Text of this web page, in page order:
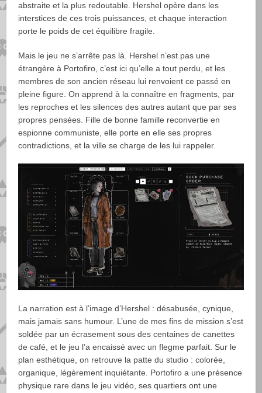
abstraite et la plus redoutable. Hershel opère dans les
interstices de ces trois puissances, et chaque interaction
porte le poids de cet équilibre fragile.
Mais le jeu ne s’arrête pas là. Hershel n’est pas une
étrangère à Portofiro, c’est ici qu’elle a tout perdu, et les
membres de son ancien réseau lui renvoient ce passé en
pleine figure. On apprend à la connaître en fragments, par
les reproches et les silences des autres autant que par ses
propres pensées. Fille de bonne famille reconvertie en
espionne communiste, elle porte en elle ses propres
contradictions, et la ville se charge de les lui rappeler.
La narration est à l’image d’Hershel : désabusée, cynique,
mais jamais sans humour. L’une de mes fins de mission s’est
soldée par un écrasement sous des centaines de canettes
de café, et le jeu l’a encaissé avec un flegme parfait. Sur le
plan esthétique, on retrouve la patte du studio : colorée,
organique, légèrement inquiétante. Portofiro a une présence
physique rare dans le jeu vidéo, ses quartiers ont une